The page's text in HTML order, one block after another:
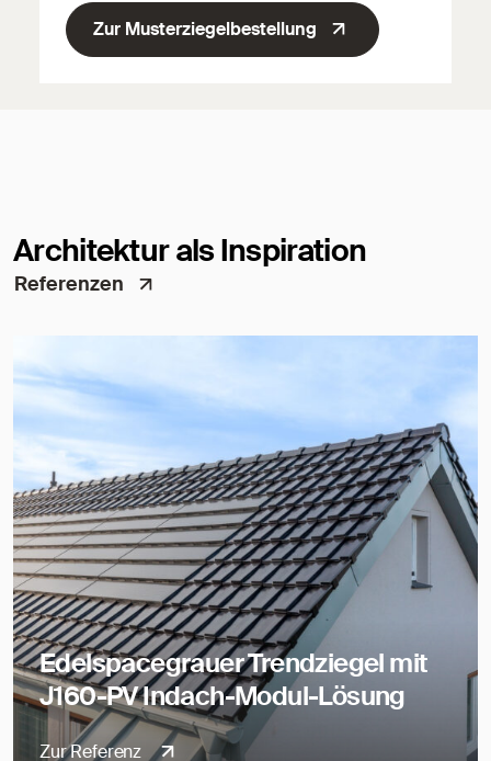
Zur Musterziegelbestellung
Architektur als Inspiration
Referenzen
Edelspacegrauer Trendziegel mit
J160-PV Indach-Modul-Lösung
Zur Referenz